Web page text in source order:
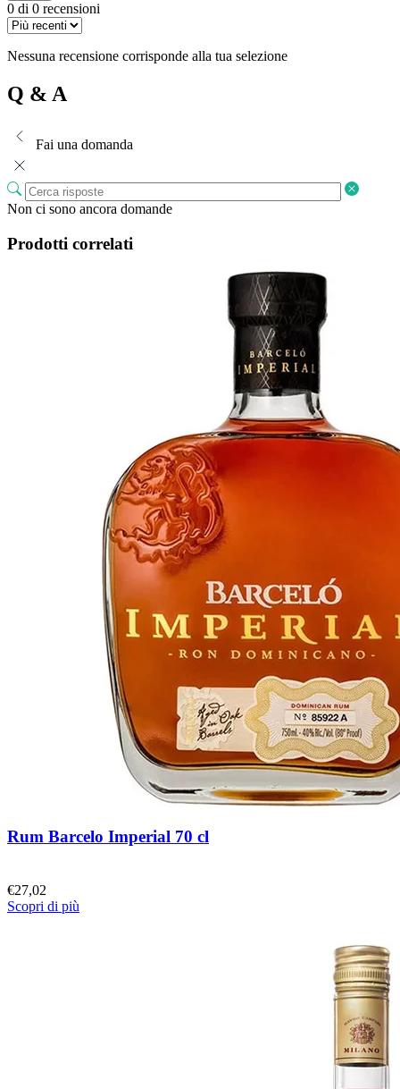
0 di 0 recensioni
Nessuna recensione corrisponde alla tua selezione
Q & A
Fai una domanda
Non ci sono ancora domande
Prodotti correlati
Rum Barcelo Imperial 70 cl
€27,02
Scopri di più